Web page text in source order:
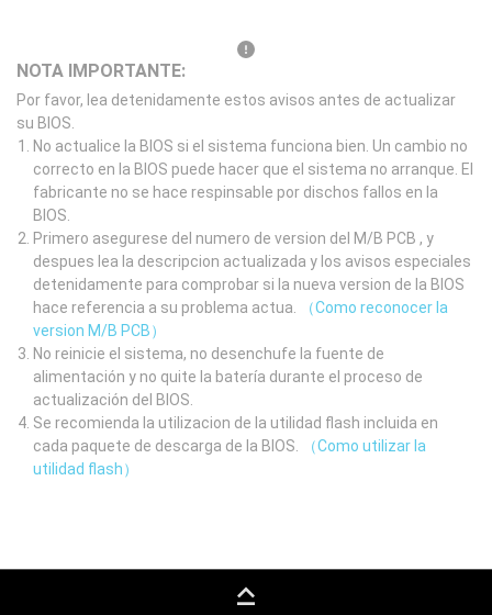
NOTA IMPORTANTE:
Por favor, lea detenidamente estos avisos antes de actualizar
su BIOS.
No actualice la BIOS si el sistema funciona bien. Un cambio no
correcto en la BIOS puede hacer que el sistema no arranque. El
fabricante no se hace respinsable por dischos fallos en la
BIOS.
Primero asegurese del numero de version del M/B PCB , y
despues lea la descripcion actualizada y los avisos especiales
detenidamente para comprobar si la nueva version de la BIOS
hace referencia a su problema actua.
（Como reconocer la
version M/B PCB）
No reinicie el sistema, no desenchufe la fuente de
alimentación y no quite la batería durante el proceso de
actualización del BIOS.
Se recomienda la utilizacion de la utilidad flash incluida en
cada paquete de descarga de la BIOS.
（Como utilizar la
utilidad flash）
keyboard_capslock